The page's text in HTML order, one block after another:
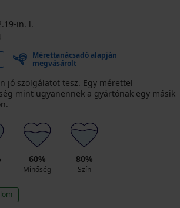
in. l.
Mérettanácsadó alapján
megvásárolt
jó szolgálatot tesz. Egy mérettel
mint ugyanennek a gyártónak egy másik
60%
Minőség
80%
Szín